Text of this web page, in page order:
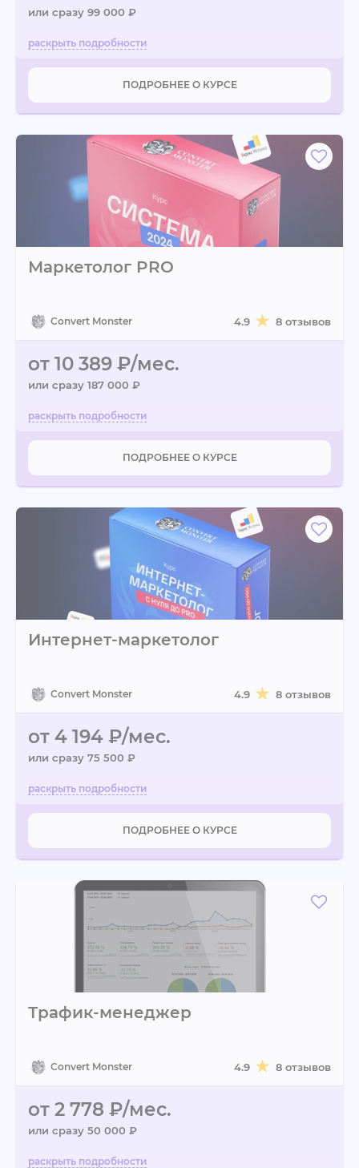
или сразу 99 000 ₽
ПОДРОБНЕЕ О КУРСЕ
Маркетолог PRO
Convert Monster 4.9 8 отзывов
от 10 389 ₽/мес.
или сразу 187 000 ₽
ПОДРОБНЕЕ О КУРСЕ
Интернет-маркетолог
Convert Monster 4.9 8 отзывов
от 4 194 ₽/мес.
или сразу 75 500 ₽
ПОДРОБНЕЕ О КУРСЕ
Трафик-менеджер
Convert Monster 4.9 8 отзывов
от 2 778 ₽/мес.
или сразу 50 000 ₽